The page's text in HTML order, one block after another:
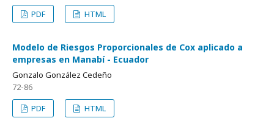
PDF
HTML
Modelo de Riesgos Proporcionales de Cox aplicado a
empresas en Manabí - Ecuador
Gonzalo González Cedeño
72-86
PDF
HTML